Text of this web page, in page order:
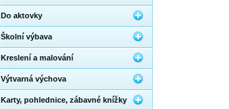
Do aktovky
Školní výbava
Kreslení a malování
Výtvarná výchova
Karty, pohlednice, zábavné knížky